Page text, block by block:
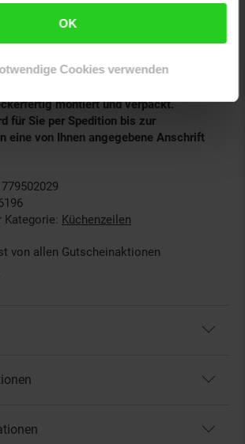
OK
Cookies verwenden
telefonisch oder per Mail avisiert.
montiert und verpackt.
für Sie per Spedition bis zur
eine von Ihnen angegebene Anschrift
Kategorie: Küchenzeilen
von allen Gutscheinaktionen